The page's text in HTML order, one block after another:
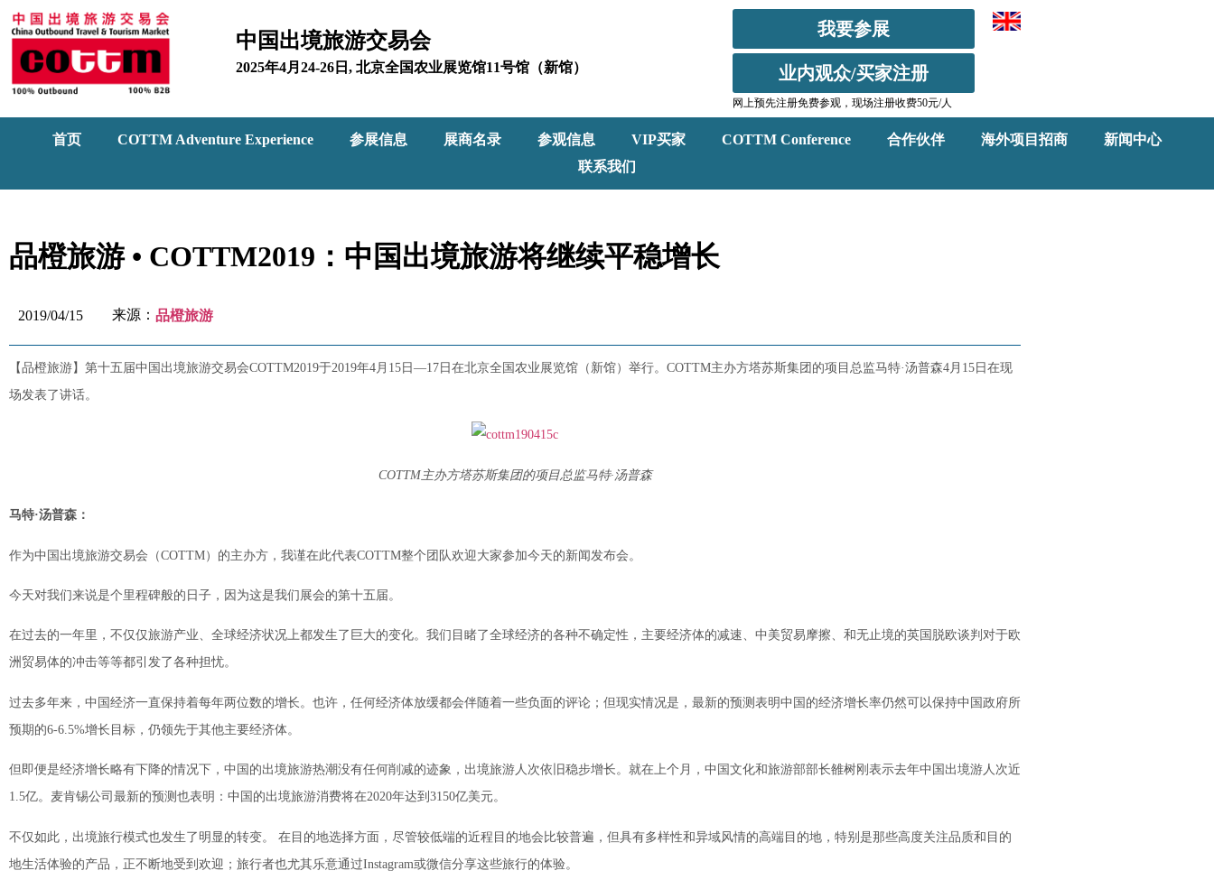
中国出境旅游交易会
2025年4月24-26日, 北京全国农业展览馆11号馆（新馆）
我要参展
业内观众/买家注册
网上预先注册免费参观，现场注册收费50元/人
首页 COTTM Adventure Experience 参展信息 展商名录 参观信息 VIP买家 COTTM Conference 合作伙伴 海外项目招商
新闻中心
联系我们
品橙旅游 • COTTM2019：中国出境旅游将继续平稳增长
2019/04/15 来源： 品橙旅游
【品橙旅游】第十五届中国出境旅游交易会COTTM2019于2019年4月15日—17日在北京全国农业展览馆（新馆）举行。COTTM主办方塔苏斯集团的项目总监马特·汤普森4月15日在现
场发表了讲话。
COTTM主办方塔苏斯集团的项目总监马特·汤普森
马特·汤普森：
作为中国出境旅游交易会（COTTM）的主办方，我谨在此代表COTTM整个团队欢迎大家参加今天的新闻发布会。
今天对我们来说是个里程碑般的日子，因为这是我们展会的第十五届。
在过去的一年里，不仅仅旅游产业、全球经济状况上都发生了巨大的变化。我们目睹了全球经济的各种不确定性，主要经济体的减速、中美贸易摩擦、和无止境的英国脱欧谈判对于欧
洲贸易体的冲击等等都引发了各种担忧。
过去多年来，中国经济一直保持着每年两位数的增长。也许，任何经济体放缓都会伴随着一些负面的评论；但现实情况是，最新的预测表明中国的经济增长率仍然可以保持中国政府所
预期的6-6.5%增长目标，仍领先于其他主要经济体。
但即便是经济增长略有下降的情况下，中国的出境旅游热潮没有任何削减的迹象，出境旅游人次依旧稳步增长。就在上个月，中国文化和旅游部部长雒树刚表示去年中国出境游人次近
1.5亿。麦肯锡公司最新的预测也表明：中国的出境旅游消费将在2020年达到3150亿美元。
不仅如此，出境旅行模式也发生了明显的转变。 在目的地选择方面，尽管较低端的近程目的地会比较普遍，但具有多样性和异域风情的高端目的地，特别是那些高度关注品质和目的
地生活体验的产品，正不断地受到欢迎；旅行者也尤其乐意通过Instagram或微信分享这些旅行的体验。